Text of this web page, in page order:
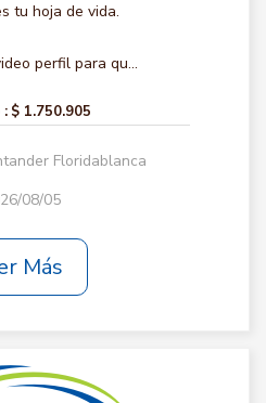
tu hoja de vida.
perfil para qu...
: $ 1.750.905
Floridablanca
08/05
Más